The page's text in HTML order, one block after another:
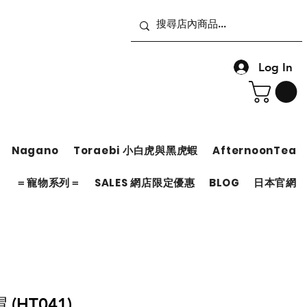
Log In
Nagano Toraebi 小白虎與黑虎蝦 AfternoonTea
＝寵物系列＝ SALES 網店限定優惠 BLOG 日本官網